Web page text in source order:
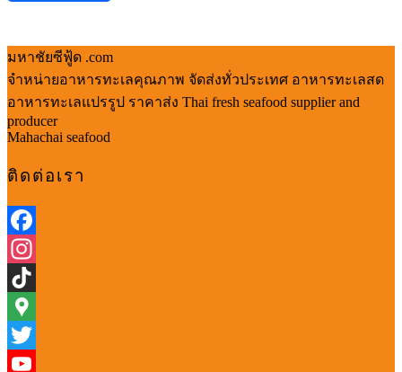
to
Top
มหาชัยซีฟู้ด .com
จำหน่ายอาหารทะเลคุณภาพ จัดส่งทั่วประเทศ อาหารทะเลสด
อาหารทะเลแปรรูป ราคาส่ง Thai fresh seafood supplier and
producer
Mahachai seafood
ติดต่อเรา
Facebook
Instagram
TikTok
Google
Maps
Twitter